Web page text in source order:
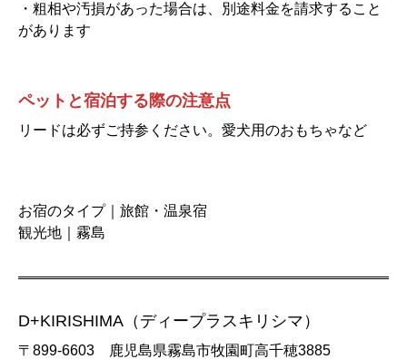
・粗相や汚損があった場合は、別途料金を請求すること
があります
ペットと宿泊する際の注意点
リードは必ずご持参ください。愛犬用のおもちゃなど
お宿のタイプ｜旅館・温泉宿
観光地｜霧島
D+KIRISHIMA（ディープラスキリシマ）
〒899-6603 鹿児島県霧島市牧園町高千穂3885